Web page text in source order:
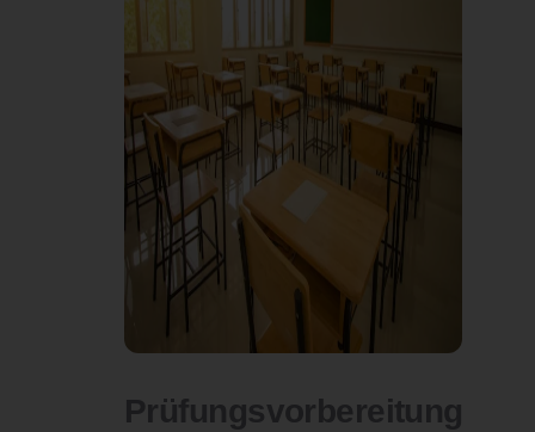
Prüfungsvorbereitung